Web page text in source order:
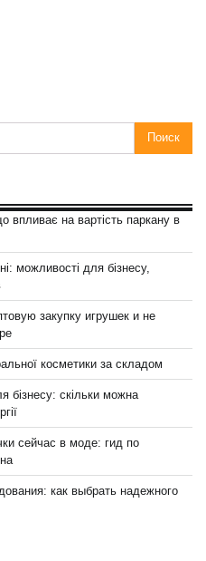
впливає на вартість паркану в
можливості для бізнесу,
закупку игрушек и не
косметики за складом
бізнесу: скільки можна
сейчас в моде: гид по
как выбрать надежного